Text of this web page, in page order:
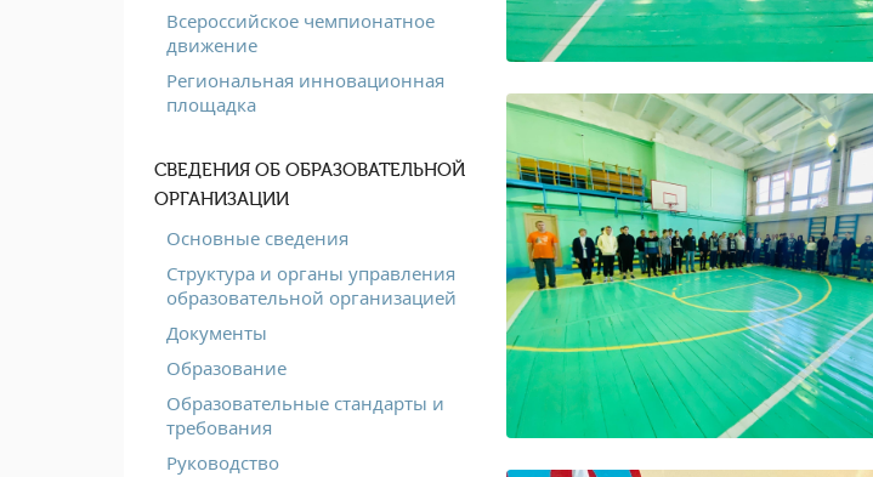
Всероссийское чемпионатное
движение
Региональная инновационная
площадка
СВЕДЕНИЯ ОБ ОБРАЗОВАТЕЛЬНОЙ
ОРГАНИЗАЦИИ
Основные сведения
Структура и органы управления
образовательной организацией
Документы
Образование
Образовательные стандарты и
требования
Руководство